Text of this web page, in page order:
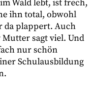
Wald lebt, ist frech,
ihn total, obwohl
da plappert. Auch
Mutter sagt viel. Und
nur schön
Schulausbildung